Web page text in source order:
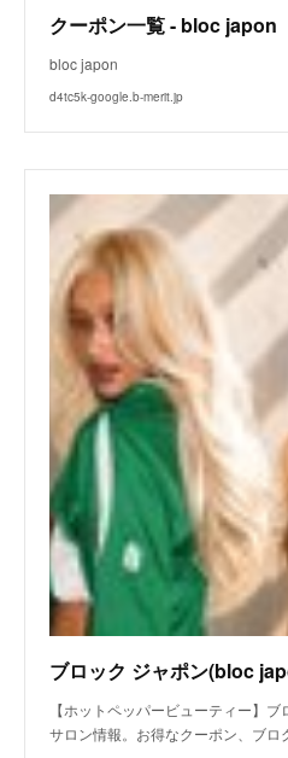
クーポン一覧 - bloc japon
bloc japon
d4tc5k-google.b-merit.jp
【ホットペッパービューティー】
サロン情報。お得なクーポン、ブ